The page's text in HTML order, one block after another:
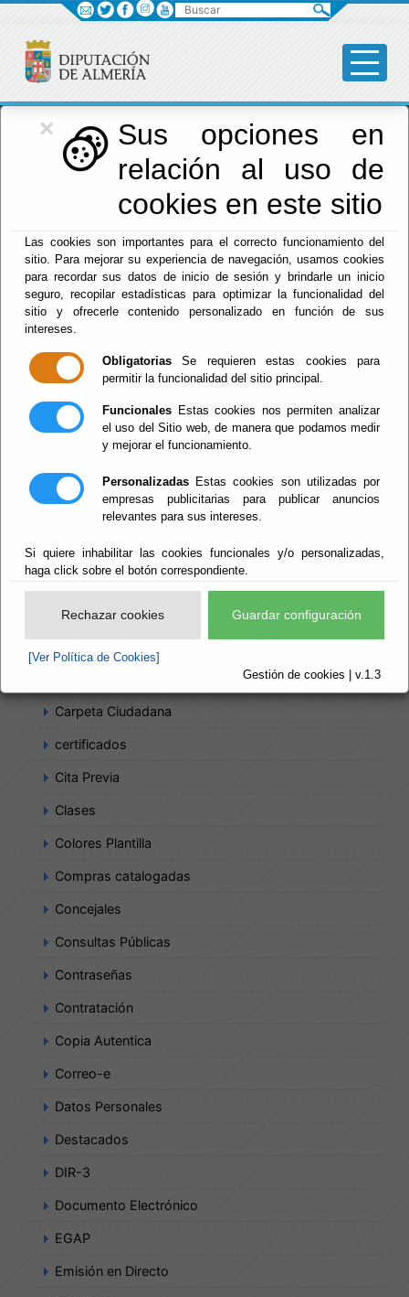
×
Sus opciones en
relación al uso de
cookies en este sitio
Las cookies son importantes para el correcto funcionamiento del
sitio. Para mejorar su experiencia de navegación, usamos cookies
para recordar sus datos de inicio de sesión y brindarle un inicio
seguro, recopilar estadísticas para optimizar la funcionalidad del
sitio y ofrecerle contenido personalizado en función de sus
intereses.
Obligatorias Se requieren estas cookies para
permitir la funcionalidad del sitio principal.
Funcionales Estas cookies nos permiten analizar
el uso del Sitio web, de manera que podamos medir
y mejorar el funcionamiento.
Personalizadas Estas cookies son utilizadas por
empresas publicitarias para publicar anuncios
relevantes para sus intereses.
Si quiere inhabilitar las cookies funcionales y/o personalizadas,
haga click sobre el botón correspondiente.
Rechazar cookies Guardar configuración
[Ver Política de Cookies]
Gestión de cookies | v.1.3
Red Provincial
de Almería
Menú RPC
Inicio
- Preguntas Frecuentes
Buscar
Actividades
Administración Electrónica
Agenda
Almacenes
Aplicaciones
APP
Asistencia Informática
Bienes Histórico Artísticos
Carpeta Ciudadana
certificados
Cita Previa
Clases
Colores Plantilla
Compras catalogadas
Concejales
Consultas Públicas
Contraseñas
Contratación
Copia Autentica
Correo-e
Datos Personales
Destacados
DIR-3
Documento Electrónico
EGAP
Emisión en Directo
Buscar